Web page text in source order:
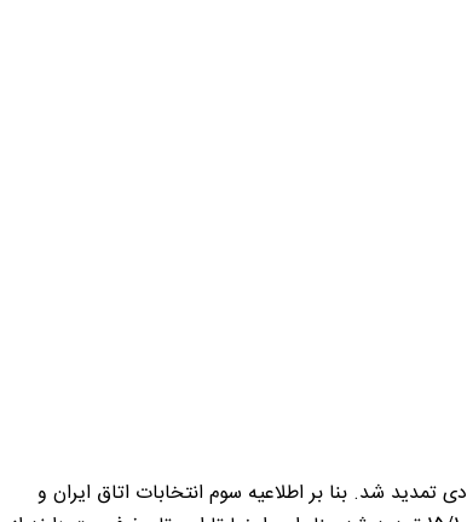
مهلت تکمیل پرونده عضویت کلیه اعضا اتاق مشترک ایران و امارات جهت شرکت در مجمع جهت رایدهی یا نامزدی انتخابات هیات مدیره، تا تاریخ 15 دی تمدید شد. بنا بر اطلاعیه سوم انتخابات اتاق ایران و